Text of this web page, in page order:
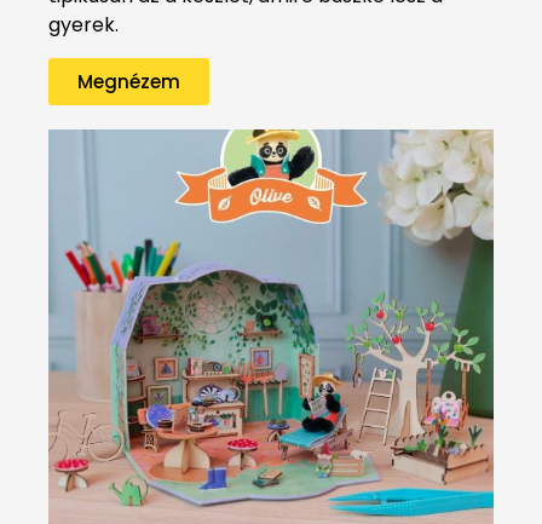
gyerek.
Megnézem